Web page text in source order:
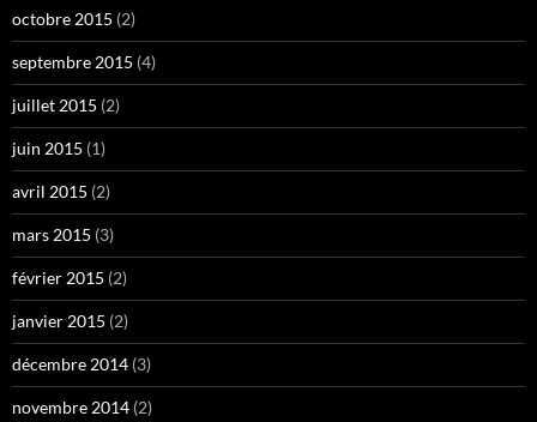
octobre 2015 (2)
septembre 2015 (4)
juillet 2015 (2)
juin 2015 (1)
avril 2015 (2)
mars 2015 (3)
février 2015 (2)
janvier 2015 (2)
décembre 2014 (3)
novembre 2014 (2)